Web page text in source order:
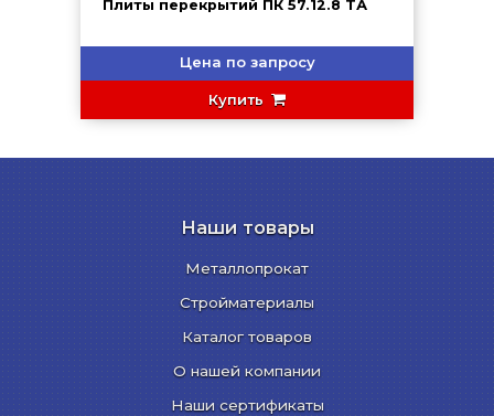
Плиты перекрытий ПК 57.12.8 ТА
Цена по запросу
Купить
Наши товары
Металлопрокат
Стройматериалы
Каталог товаров
О нашей компании
Наши сертификаты